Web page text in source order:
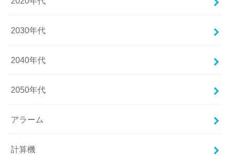
2030年代
2040年代
2050年代
アラーム
計算機